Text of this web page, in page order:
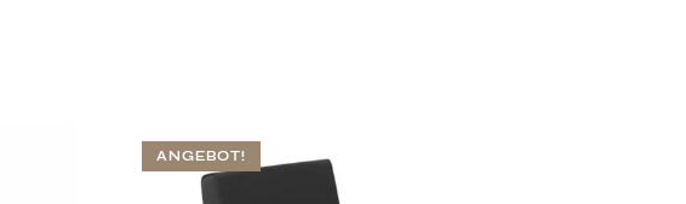
ANGEBOT!